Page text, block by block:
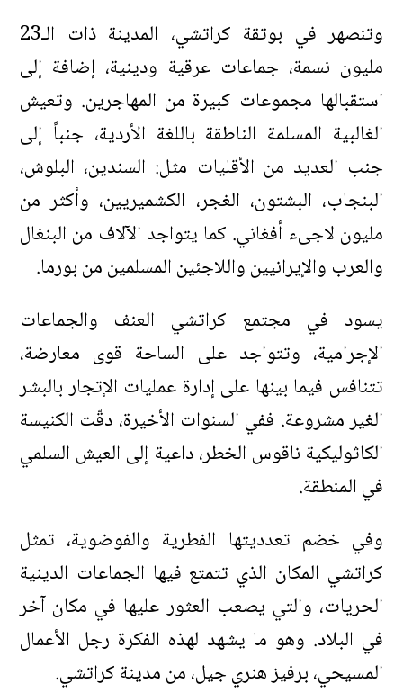
وتنصهر في بوتقة كراتشي، المدينة ذات الـ23
مليون نسمة، جماعات عرقية ودينية، إضافة إلى
استقبالها مجموعات كبيرة من المهاجرين. وتعيش
الغالبية المسلمة الناطقة باللغة الأردية، جنباً إلى
جنب العديد من الأقليات مثل: السندين، البلوش،
البنجاب، البشتون، الغجر، الكشميريين، وأكثر من
مليون لاجىء أفغاني. كما يتواجد الآلاف من البنغال
والعرب والإيرانيين واللاجئين المسلمين من بورما.
يسود في مجتمع كراتشي العنف والجماعات
الإجرامية، وتتواجد على الساحة قوى معارضة،
تتنافس فيما بينها على إدارة عمليات الإتجار بالبشر
الغير مشروعة. ففي السنوات الأخيرة، دقّت الكنيسة
الكاثوليكية ناقوس الخطر، داعية إلى العيش السلمي
في المنطقة.
وفي خضم تعدديتها الفطرية والفوضوية، تمثل
كراتشي المكان الذي تتمتع فيها الجماعات الدينية
الحريات، والتي يصعب العثور عليها في مكان آخر
في البلاد. وهو ما يشهد لهذه الفكرة رجل الأعمال
المسيحي، برفيز هنري جيل، من مدينة كراتشي.